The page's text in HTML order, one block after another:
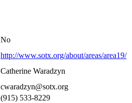
No
http://www.sotx.org/about/areas/area19/
Catherine Waradzyn
cwaradzyn@sotx.org
(915) 533-8229